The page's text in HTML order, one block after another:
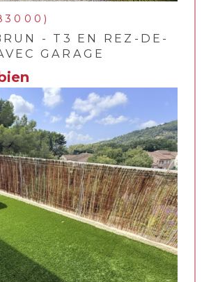
- T3 EN REZ-DE-
GARAGE